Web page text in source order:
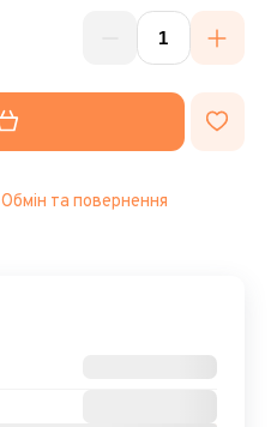
Обмін та повернення